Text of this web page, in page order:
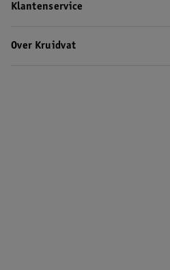
Klantenservice
Over Kruidvat